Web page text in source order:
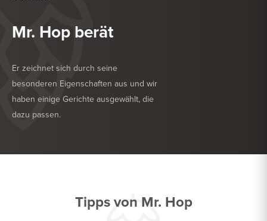
Mr. Hop berät
Er zeichnet sich durch seine
besonderen Eigenschaften aus und wir
haben einige Gerichte ausgewählt, die
dazu passen.
KÖSTLICH ZU
Tipps von Mr. Hop